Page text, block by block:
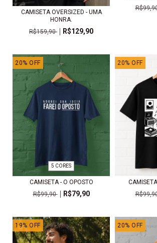
CAMISETA OVERSIZED - UMA
HONRA.
R$159,90
R$129,90
20% OFF
5 CORES
CAMISETA - O OPOSTO
R$99,90
R$79,90
20% OFF
19% OFF 20% OFF